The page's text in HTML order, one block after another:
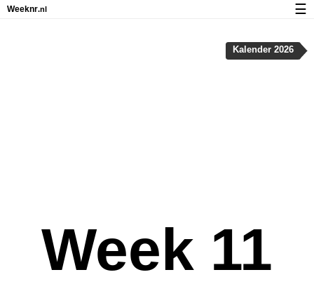
Week 11
Kalender 2026
Weeknr.nl ☰